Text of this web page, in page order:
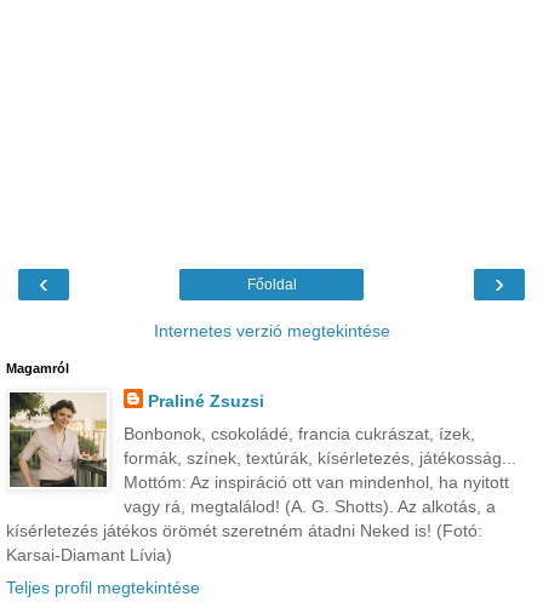
‹ ›
Főoldal
Internetes verzió megtekintése
Magamról
Praliné Zsuzsi
Bonbonok, csokoládé, francia cukrászat, ízek,
formák, színek, textúrák, kísérletezés, játékosság...
Mottóm: Az inspiráció ott van mindenhol, ha nyitott
vagy rá, megtalálod! (A. G. Shotts). Az alkotás, a
kísérletezés játékos örömét szeretném átadni Neked is! (Fotó:
Karsai-Diamant Lívia)
Teljes profil megtekintése